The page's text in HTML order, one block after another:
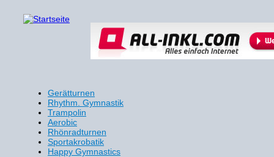
Gerätturnen
Rhythm. Gymnastik
Trampolin
Aerobic
Rhönradturnen
Sportakrobatik
Happy Gymnastics